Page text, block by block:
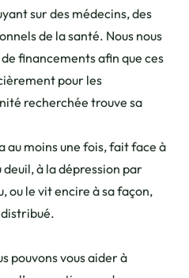
sur des médecins, des
de la santé. Nous nous
financements afin que ces
pour les
recherchée trouve sa
au moins une fois, fait face à
à la dépression par
ou le vit encire à sa façon,
pouvons vous aider à